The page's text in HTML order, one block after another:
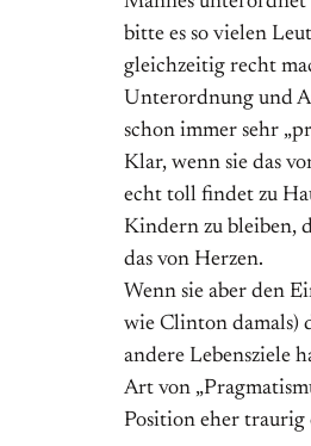
bitte es so vielen
gleichzeitig recht
Unterordnung und
schon immer sehr
Klar, wenn sie das
echt toll findet zu
Kindern zu bleiben,
das von Herzen.
Wenn sie aber den
wie Clinton damals)
andere Lebensziele
Art von
Position eher traurig